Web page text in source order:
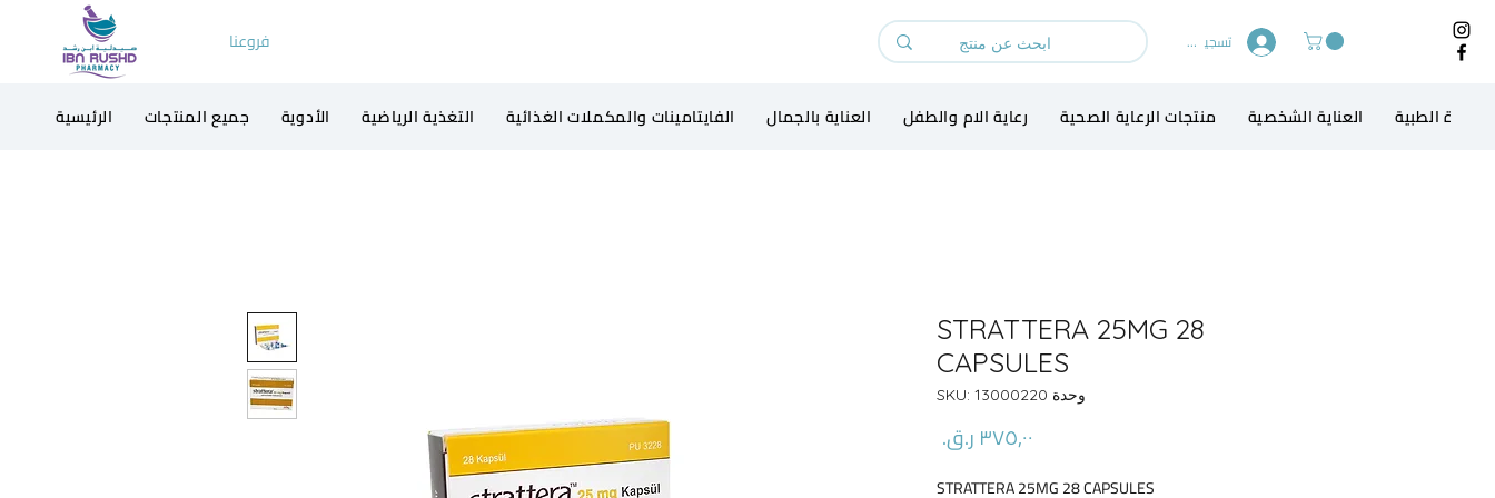
فروعنا تسجيل الدخول
الرئيسية جميع المنتجات الأدوية التغذية الرياضية الفايتامينات والمكملات الغذائية العناية بالجمال رعاية الام والطفل منتجات الرعاية الصحية العناية الشخصية الاجهزة الطبية
STRATTERA 25MG 28
CAPSULES
وحدة SKU: 13000220
STRATTERA 25MG 28 CAPSULES